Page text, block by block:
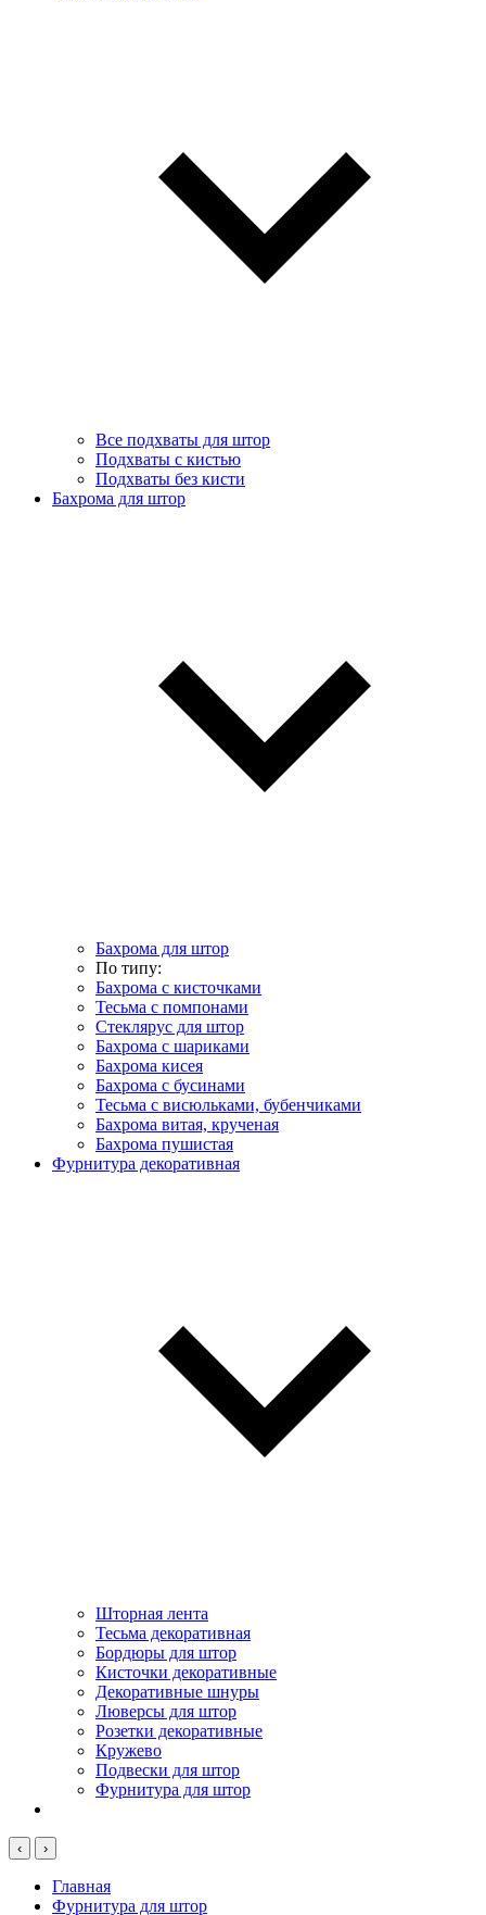
Все подхваты для штор
Подхваты с кистью
Подхваты без кисти
Бахрома для штор
Бахрома для штор
По типу:
Бахрома с кисточками
Тесьма с помпонами
Стеклярус для штор
Бахрома с шариками
Бахрома кисея
Бахрома с бусинами
Тесьма с висюльками, бубенчиками
Бахрома витая, крученая
Бахрома пушистая
Фурнитура декоративная
Шторная лента
Тесьма декоративная
Бордюры для штор
Кисточки декоративные
Декоративные шнуры
Люверсы для штор
Розетки декоративные
Кружево
Подвески для штор
Фурнитура для штор
‹ ›
Главная
Фурнитура для штор